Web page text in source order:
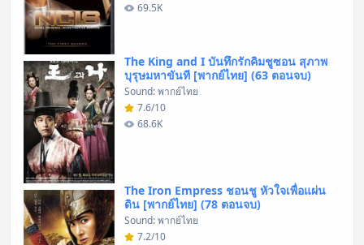
69.5K
The King and I บันทึกรักคิมชูซอน สุภาพ
บุรุษมหาขันที [พากย์ไทย] (63 ตอนจบ)
Sound: พากย์ไทย
7.6/10
68.6K
The Iron Empress ชอนชู หัวใจเพื่อแผ่น
ดิน [พากย์ไทย] (78 ตอนจบ)
Sound: พากย์ไทย
7.2/10